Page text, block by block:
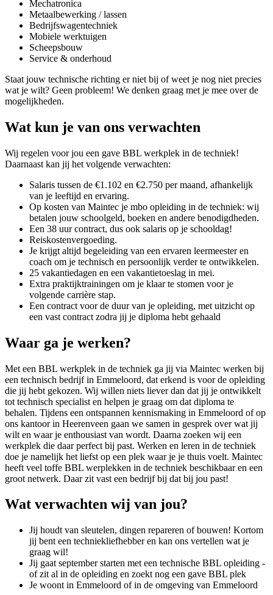
Mechatronica
Metaalbewerking / lassen
Bedrijfswagentechniek
Mobiele werktuigen
Scheepsbouw
Service & onderhoud
Staat jouw technische richting er niet bij of weet je nog niet precies
wat je wilt? Geen probleem! We denken graag met je mee over de
mogelijkheden.
Wat kun je van ons verwachten
Wij regelen voor jou een gave BBL werkplek in de techniek!
Daarnaast kan jij het volgende verwachten:
Salaris tussen de €1.102 en €2.750 per maand, afhankelijk
van je leeftijd en ervaring.
Op kosten van Maintec je mbo opleiding in de techniek: wij
betalen jouw schoolgeld, boeken en andere benodigdheden.
Een 38 uur contract, dus ook salaris op je schooldag!
Reiskostenvergoeding.
Je krijgt altijd begeleiding van een ervaren leermeester en
coach om je technisch en persoonlijk verder te ontwikkelen.
25 vakantiedagen en een vakantietoeslag in mei.
Extra praktijktrainingen om je klaar te stomen voor je
volgende carrière stap.
Een contract voor de duur van je opleiding, met uitzicht op
een vast contract zodra jij je diploma hebt gehaald
Waar ga je werken?
Met een BBL werkplek in de techniek ga jij via Maintec werken bij
een technisch bedrijf in Emmeloord, dat erkend is voor de opleiding
die jij hebt gekozen. Wij willen niets liever dan dat jij je ontwikkelt
tot technisch specialist en helpen je graag om dat diploma te
behalen. Tijdens een ontspannen kennismaking in Emmeloord of op
ons kantoor in Heerenveen gaan we samen in gesprek over wat jij
wilt en waar je enthousiast van wordt. Daarna zoeken wij een
werkplek die daar perfect bij past. Werken en leren in de techniek
doe je namelijk het liefst op een plek waar je je thuis voelt. Maintec
heeft veel toffe BBL werplekken in de techniek beschikbaar en een
groot netwerk. Daar zit vast een bedrijf bij dat bij jou past!
Wat verwachten wij van jou?
Jij houdt van sleutelen, dingen repareren of bouwen! Kortom
jij bent een techniekliefhebber en kan ons vertellen wat je
graag wil!
Jij gaat september starten met een technische BBL opleiding -
of zit al in de opleiding en zoekt nog een gave BBL plek
Je woont in Emmeloord of in de omgeving van Emmeloord